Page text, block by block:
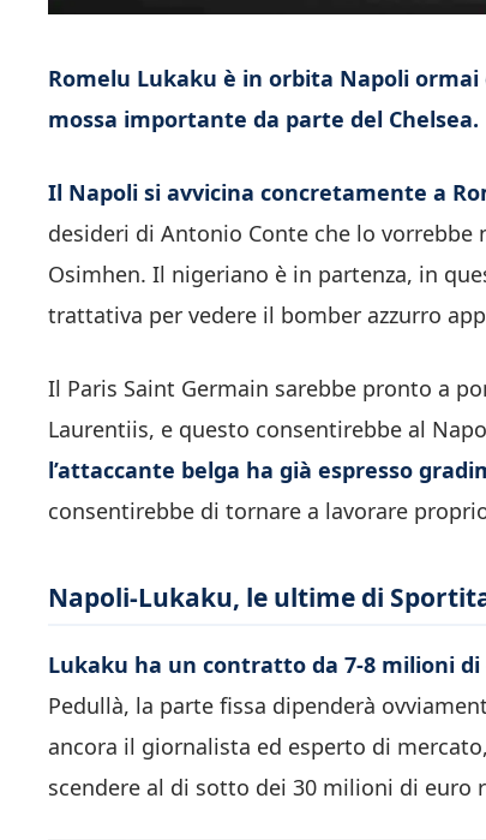
Romelu Lukaku è in orbita Napoli
mossa importante da parte del Chelsea.
Il Napoli si avvicina concretamente a
desideri di Antonio Conte che lo
Osimhen. Il nigeriano è in partenza, in
trattativa per vedere il bomber azzurro
Il Paris Saint Germain sarebbe pronto a
Laurentiis, e questo consentirebbe al
l’attaccante belga ha già espresso
consentirebbe di tornare a lavorare
Napoli-Lukaku, le ultime di
Lukaku ha un contratto da 7-8 milioni
Pedullà, la parte fissa dipenderà
ancora il giornalista ed esperto di
scendere al di sotto dei 30 milioni di euro